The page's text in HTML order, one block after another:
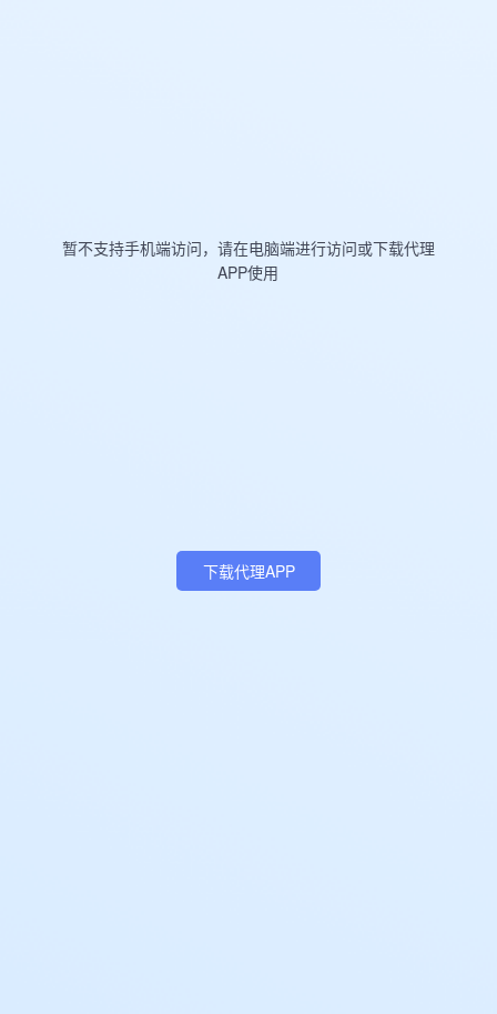
暂不支持手机端访问，请在电脑端进行访问或下载代理
APP使用
下载代理APP